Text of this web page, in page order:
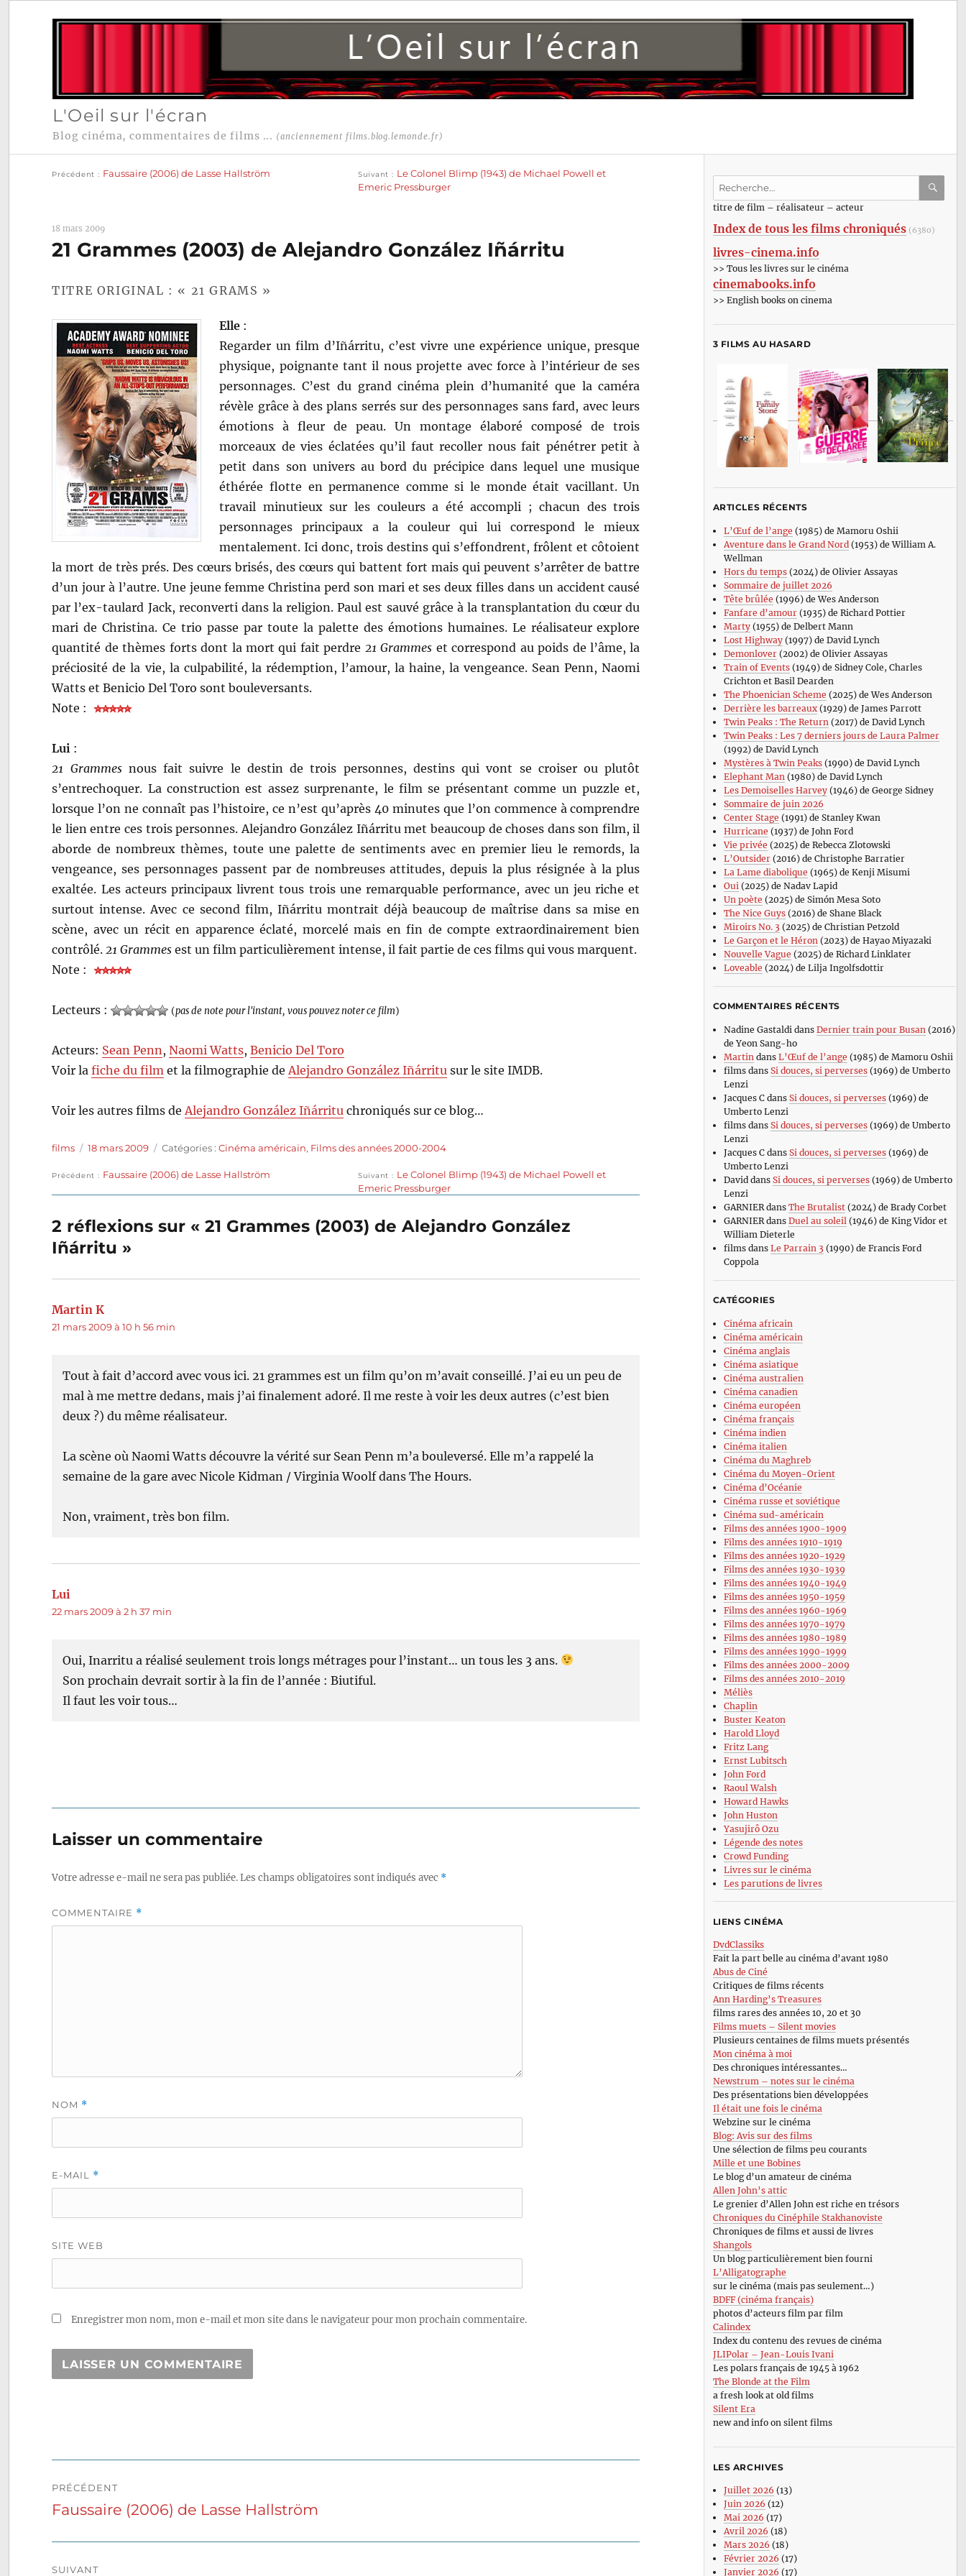
L'Oeil sur l'écran
Blog cinéma, commentaires de films ... (anciennement films.blog.lemonde.fr)
Navigation
Précédent Faussaire (2006) de Lasse Hallström Suivant
Le Colonel Blimp (1943) de Michael Powell et
Emeric Pressburger
18 mars 2009
21 Grammes (2003) de Alejandro González Iñárritu
TITRE ORIGINAL : « 21 GRAMS »
Elle :
Regarder un film d’Iñárritu, c’est vivre une expérience unique, presque
physique, poignante tant il nous projette avec force à l’intérieur de ses
personnages. C’est du grand cinéma plein d’humanité que la caméra
révèle grâce à des plans serrés sur des personnages sans fard, avec leurs
émotions à fleur de peau. Un montage élaboré composé de trois
morceaux de vies éclatées qu’il faut recoller nous fait pénétrer petit à
petit dans son univers au bord du précipice dans lequel une musique
éthérée flotte en permanence comme si le monde était vacillant. Un
travail minutieux sur les couleurs a été accompli ; chacun des trois
personnages principaux a la couleur qui lui correspond le mieux
mentalement. Ici donc, trois destins qui s’effondrent, frôlent et côtoient
la mort de très prés. Des cœurs brisés, des cœurs qui battent fort mais qui peuvent s’arrêter de battre
d’un jour à l’autre. Une jeune femme Christina perd son mari et ses deux filles dans un accident causé
par l’ex-taulard Jack, reconverti dans la religion. Paul est sauvé grâce à la transplantation du cœur du
mari de Christina. Ce trio passe par toute la palette des émotions humaines. Le réalisateur explore
quantité de thèmes forts dont la mort qui fait perdre 21 Grammes et correspond au poids de l’âme, la
préciosité de la vie, la culpabilité, la rédemption, l’amour, la haine, la vengeance. Sean Penn, Naomi
Watts et Benicio Del Toro sont bouleversants.
Note :
Lui :
21 Grammesnous fait suivre le destin de trois personnes, destins qui vont se croiser ou plutôt
s’entrechoquer. La construction est assez surprenante, le film se présentant comme un puzzle et,
lorsque l’on ne connaît pas l’histoire, ce n’est qu’après 40 minutes que l’on commence à comprendre
le lien entre ces trois personnes. Alejandro González Iñárritu met beaucoup de choses dans son film, il
aborde de nombreux thèmes, toute une palette de sentiments avec en premier lieu le remords, la
vengeance, ses personnages passent par de nombreuses attitudes, depuis la plus résignée à la plus
exaltée. Les acteurs principaux livrent tous trois une remarquable performance, avec un jeu riche et
surtout intense. Avec ce second film, Iñárritu montrait déjà beaucoup de maîtrise dans sa mise en
scène, avec un récit en apparence éclaté, morcelé mais en fin de compte extraordinairement bien
contrôlé. 21 Grammes est un film particulièrement intense, il fait partie de ces films qui vous marquent.
Note :
Lecteurs : (pas de note pour l'instant, vous pouvez noter ce film)
Acteurs: Sean Penn ,Naomi Watts,Benicio Del Toro
Voir lafiche du film et la filmographie de Alejandro González Iñárritu sur le site IMDB.
Voir les autres films de Alejandro González Iñárritu chroniqués sur ce blog…
Auteur
films
Publié
18 mars 2009 Catégories
Catégories :Cinéma américain, Films des années 2000-2004
Navigation
l’article
Précédent
Publication
Faussaire (2006) de Lasse Hallström Suivant
Publication
suivante :
Le Colonel Blimp (1943) de Michael Powell et
Emeric Pressburger
2 réflexions sur « 21 Grammes (2003) de Alejandro González
Iñárritu »
Martin K
21 mars 2009 à 10 h 56 min
Tout à fait d’accord avec vous ici. 21 grammes est un film qu’on m’avait conseillé. J’ai eu un peu de
mal à me mettre dedans, mais j’ai finalement adoré. Il me reste à voir les deux autres (c’est bien
deux ?) du même réalisateur.
La scène où Naomi Watts découvre la vérité sur Sean Penn m’a bouleversé. Elle m’a rappelé la
semaine de la gare avec Nicole Kidman / Virginia Woolf dans The Hours.
Non, vraiment, très bon film.
Lui
22 mars 2009 à 2 h 37 min
Oui, Inarritu a réalisé seulement trois longs métrages pour l’instant… un tous les 3 ans.
Son prochain devrait sortir à la fin de l’année : Biutiful.
Il faut les voir tous…
Laisser un commentaire
Votre adresse e-mail ne sera pas publiée.Les champs obligatoires sont indiqués avec *
COMMENTAIRE *
NOM *
E-MAIL *
SITE WEB
Enregistrer mon nom, mon e-mail et mon site dans le navigateur pour mon prochain commentaire.
de
PRÉCÉDENT
Publication
Faussaire (2006) de Lasse Hallström
SUIVANT
Recherche
:titre de film – réalisateur – acteur
Index de tous les films chroniqués (6380)
livres-cinema.info
>> Tous les livres sur le cinéma
cinemabooks.info
>> English books on cinema
3 FILMS AU HASARD
ARTICLES RÉCENTS
L’Œuf de l’ange (1985) de Mamoru Oshii
Aventure dans le Grand Nord(1953) de William A.
Wellman
Hors du temps(2024) de Olivier Assayas
Sommaire de juillet 2026
Tête brûlée (1996) de Wes Anderson
Fanfare d’amour(1935) de Richard Pottier
Marty(1955) de Delbert Mann
Lost Highway(1997) de David Lynch
Demonlover(2002) de Olivier Assayas
Train of Events(1949) de Sidney Cole, Charles
Crichton et Basil Dearden
The Phoenician Scheme (2025) de Wes Anderson
Derrière les barreaux(1929) de James Parrott
Twin Peaks : The Return(2017) de David Lynch
Twin Peaks : Les 7 derniers jours de Laura Palmer
(1992) de David Lynch
Mystères à Twin Peaks(1990) de David Lynch
Elephant Man(1980) de David Lynch
Les Demoiselles Harvey(1946) de George Sidney
Sommaire de juin 2026
Center Stage (1991) de Stanley Kwan
Hurricane (1937) de John Ford
Vie privée (2025) de Rebecca Zlotowski
L’Outsider(2016) de Christophe Barratier
La Lame diabolique (1965) de Kenji Misumi
Oui(2025) de Nadav Lapid
Un poète (2025) de Simón Mesa Soto
The Nice Guys(2016) de Shane Black
Miroirs No. 3 (2025) de Christian Petzold
Le Garçon et le Héron(2023) de Hayao Miyazaki
Nouvelle Vague (2025) de Richard Linklater
Loveable (2024) de Lilja Ingolfsdottir
COMMENTAIRES RÉCENTS
Nadine Gastaldi dans Dernier train pour Busan (2016)
de Yeon Sang-ho
Martin dans L’Œuf de l’ange (1985) de Mamoru Oshii
filmsdans Si douces, si perverses(1969) de Umberto
Lenzi
Jacques Cdans Si douces, si perverses(1969) de
Umberto Lenzi
filmsdans Si douces, si perverses(1969) de Umberto
Lenzi
Jacques Cdans Si douces, si perverses(1969) de
Umberto Lenzi
David dans Si douces, si perverses(1969) de Umberto
Lenzi
GARNIERdans The Brutalist(2024) de Brady Corbet
GARNIERdans Duel au soleil (1946) de King Vidor et
William Dieterle
filmsdans Le Parrain 3 (1990) de Francis Ford
Coppola
CATÉGORIES
Cinéma africain
Cinéma américain
Cinéma anglais
Cinéma asiatique
Cinéma australien
Cinéma canadien
Cinéma européen
Cinéma français
Cinéma indien
Cinéma italien
Cinéma du Maghreb
Cinéma du Moyen-Orient
Cinéma d’Océanie
Cinéma russe et soviétique
Cinéma sud-américain
Films des années 1900-1909
Films des années 1910-1919
Films des années 1920-1929
Films des années 1930-1939
Films des années 1940-1949
Films des années 1950-1959
Films des années 1960-1969
Films des années 1970-1979
Films des années 1980-1989
Films des années 1990-1999
Films des années 2000-2009
Films des années 2010-2019
Méliès
Chaplin
Buster Keaton
Harold Lloyd
Fritz Lang
Ernst Lubitsch
John Ford
Raoul Walsh
Howard Hawks
John Huston
Yasujirô Ozu
Légende des notes
Crowd Funding
Livres sur le cinéma
Les parutions de livres
LIENS CINÉMA
DvdClassiks
Fait la part belle au cinéma d’avant 1980
Abus de Ciné
Critiques de films récents
Ann Harding’s Treasures
films rares des années 10, 20 et 30
Films muets – Silent movies
Plusieurs centaines de films muets présentés
Mon cinéma à moi
Des chroniques intéressantes…
Newstrum – notes sur le cinéma
Des présentations bien développées
Il était une fois le cinéma
Webzine sur le cinéma
Blog: Avis sur des films
Une sélection de films peu courants
Mille et une Bobines
Le blog d’un amateur de cinéma
Allen John’s attic
Le grenier d’Allen John est riche en trésors
Chroniques du Cinéphile Stakhanoviste
Chroniques de films et aussi de livres
Shangols
Un blog particulièrement bien fourni
L’Alligatographe
sur le cinéma (mais pas seulement…)
BDFF (cinéma français)
photos d’acteurs film par film
Calindex
Index du contenu des revues de cinéma
JLIPolar – Jean-Louis Ivani
Les polars français de 1945 à 1962
The Blonde at the Film
a fresh look at old films
Silent Era
new and info on silent films
LES ARCHIVES
Juillet 2026 (13)
Juin 2026 (12)
Mai 2026 (17)
Avril 2026 (18)
Mars 2026 (18)
Février 2026 (17)
Janvier 2026 (17)